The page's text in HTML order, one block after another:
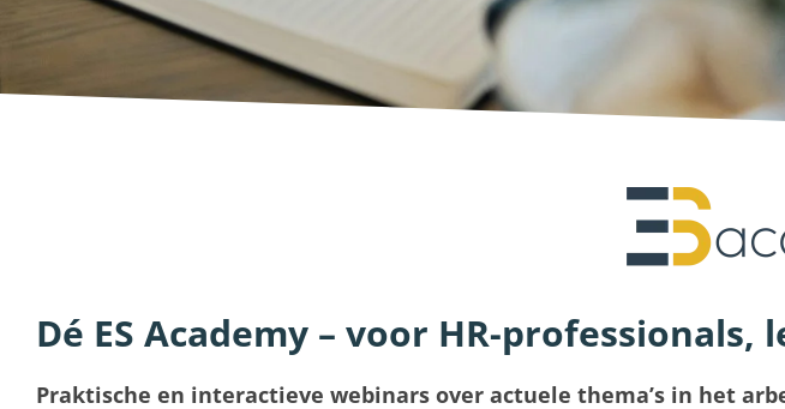
Dé ES Academy – voor HR-
Praktische en interactieve webinars over actuele thema’s in het